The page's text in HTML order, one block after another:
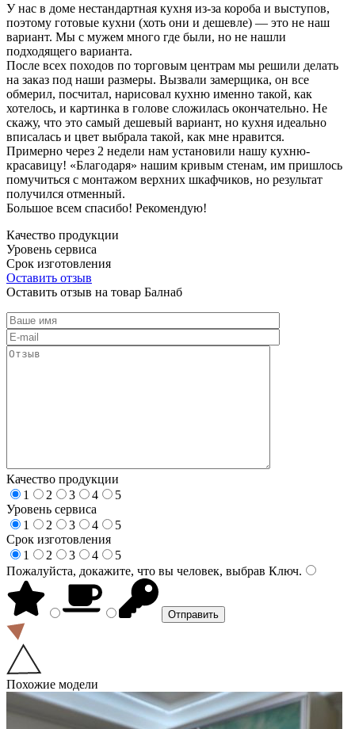
У нас в доме нестандартная кухня из-за короба и выступов,
поэтому готовые кухни (хоть они и дешевле) — это не наш
вариант. Мы с мужем много где были, но не нашли
подходящего варианта.
После всех походов по торговым центрам мы решили делать
на заказ под наши размеры. Вызвали замерщика, он все
обмерил, посчитал, нарисовал кухню именно такой, как
хотелось, и картинка в голове сложилась окончательно. Не
скажу, что это самый дешевый вариант, но кухня идеально
вписалась и цвет выбрала такой, как мне нравится.
Примерно через 2 недели нам установили нашу кухню-
красавицу! «Благодаря» нашим кривым стенам, им пришлось
помучиться с монтажом верхних шкафчиков, но результат
получился отменный.
Большое всем спасибо! Рекомендую!
Качество продукции
Уровень сервиса
Срок изготовления
Оставить отзыв
Оставить отзыв на товар Балнаб
Качество продукции
1
2 3 4
5
Уровень сервиса
1
2 3 4
5
Срок изготовления
1
2 3 4
5
Пожалуйста, докажите, что вы человек, выбрав Ключ.
Похожие модели